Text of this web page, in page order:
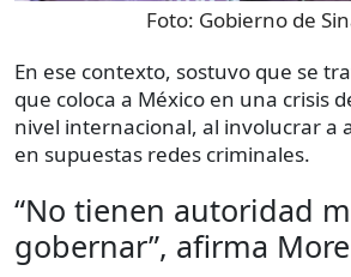
Foto: Gobierno de
En ese contexto, sostuvo que se
que coloca a México en una crisis
nivel internacional, al involucrar a
en supuestas redes criminales.
“No tienen autoridad
gobernar”, afirma